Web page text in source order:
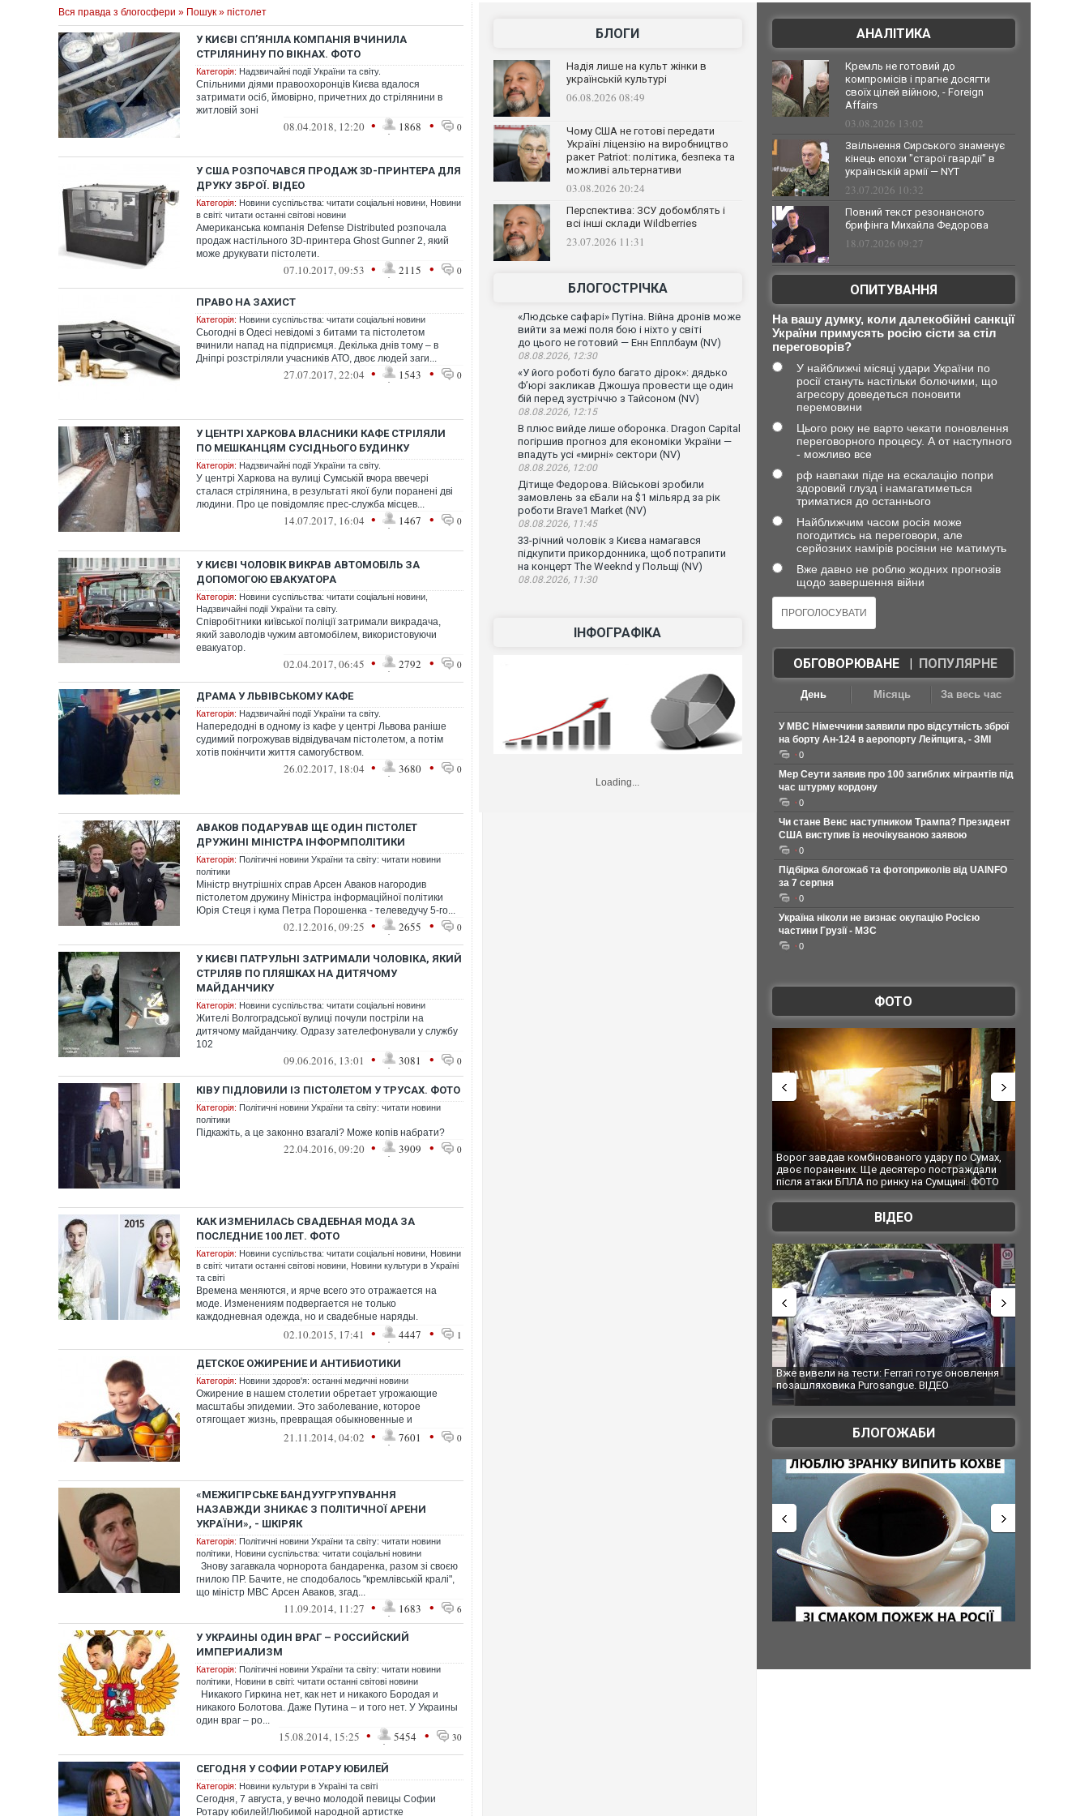
Вся правда з блогосфери » Пошук » пістолет
У КИЄВІ СП’ЯНІЛА КОМПАНІЯ ВЧИНИЛА
СТРІЛЯНИНУ ПО ВІКНАХ. ФОТО
Категорія: Надзвичайні події України та світу.
Спільними діями правоохоронців Києва вдалося
затримати осіб, ймовірно, причетних до стрілянини в
житловій зоні
08.04.2018, 12:20 • 1868 • 0
У США РОЗПОЧАВСЯ ПРОДАЖ 3D-ПРИНТЕРА ДЛЯ
ДРУКУ ЗБРОЇ. ВІДЕО
Категорія: Новини суспільства: читати соціальні новини Новини
в світі: читати останні світові новини
Американська компанія Defense Distributed розпочала
продаж настільного 3D-принтера Ghost Gunner 2, який
може друкувати пістолети.
07.10.2017, 09:53 • 2115 • 0
ПРАВО НА ЗАХИСТ
Категорія: Новини суспільства: читати соціальні новини
Сьогодні в Одесі невідомі з битами та пістолетом
вчинили напад на підприємця. Декілька днів тому – в
Дніпрі розстріляли учасників АТО, двоє людей заги...
27.07.2017, 22:04 • 1543 • 0
У ЦЕНТРІ ХАРКОВА ВЛАСНИКИ КАФЕ СТРІЛЯЛИ
ПО МЕШКАНЦЯМ СУСІДНЬОГО БУДИНКУ
Категорія: Надзвичайні події України та світу.
У центрі Харкова на вулиці Сумській вчора ввечері
сталася стрілянина, в результаті якої були поранені дві
людини. Про це повідомляє прес-служба місцев...
14.07.2017, 16:04 • 1467 • 0
У КИЄВІ ЧОЛОВІК ВИКРАВ АВТОМОБІЛЬ ЗА
ДОПОМОГОЮ ЕВАКУАТОРА
Категорія: Новини суспільства: читати соціальні новини
Надзвичайні події України та світу.
Співробітники київської поліції затримали викрадача,
який заволодів чужим автомобілем, використовуючи
евакуатор.
02.04.2017, 06:45 • 2792 • 0
ДРАМА У ЛЬВІВСЬКОМУ КАФЕ
Категорія: Надзвичайні події України та світу.
Напередодні в одному із кафе у центрі Львова раніше
судимий погрожував відвідувачам пістолетом, а потім
хотів покінчити життя самогубством.
26.02.2017, 18:04 • 3680 • 0
АВАКОВ ПОДАРУВАВ ЩЕ ОДИН ПІСТОЛЕТ
ДРУЖИНІ МІНІСТРА ІНФОРМПОЛІТИКИ
Категорія: Політичні новини України та світу: читати новини
політики
Міністр внутрішніх справ Арсен Аваков нагородив
пістолетом дружину Міністра інформаційної політики
Юрія Стеця і кума Петра Порошенка - телеведучу 5-го...
02.12.2016, 09:25 • 2655 • 0
У КИЄВІ ПАТРУЛЬНІ ЗАТРИМАЛИ ЧОЛОВІКА, ЯКИЙ
СТРІЛЯВ ПО ПЛЯШКАХ НА ДИТЯЧОМУ
МАЙДАНЧИКУ
Категорія: Новини суспільства: читати соціальні новини
Жителі Волгоградської вулиці почули постріли на
дитячому майданчику. Одразу зателефонували у службу
102
09.06.2016, 13:01 • 3081 • 0
КІВУ ПІДЛОВИЛИ ІЗ ПІСТОЛЕТОМ У ТРУСАХ. ФОТО
Категорія: Політичні новини України та світу: читати новини
політики
Підкажіть, а це законно взагалі? Може копів набрати?
22.04.2016, 09:20 • 3909 • 0
КАК ИЗМЕНИЛАСЬ СВАДЕБНАЯ МОДА ЗА
ПОСЛЕДНИЕ 100 ЛЕТ. ФОТО
Категорія: Новини суспільства: читати соціальні новини Новини
в світі: читати останні світові новини Новини культури в Україні
та світі
Времена меняются, и ярче всего это отражается на
моде. Изменениям подвергается не только
каждодневная одежда, но и свадебные наряды.
Креативный канал ...02.10.2015, 17:41 • 4447 • 1
ДЕТСКОЕ ОЖИРЕНИЕ И АНТИБИОТИКИ
Категорія: Новини здоров'я: останні медичні новини
Ожирение в нашем столетии обретает угрожающие
масштабы эпидемии. Это заболевание, которое
отягощает жизнь, превращая обыкновенные и
привычные нам ежед...21.11.2014, 04:02 • 7601 • 0
«МЕЖИГІРСЬКЕ БАНДУУГРУПУВАННЯ
НАЗАВЖДИ ЗНИКАЄ З ПОЛІТИЧНОЇ АРЕНИ
УКРАЇНИ», - ШКІРЯК
Категорія: Політичні новини України та світу: читати новини
політики Новини суспільства: читати соціальні новини
Знову загавкала чорнорота бандаренка, разом зі своєю
гнилою ПР. Бачите, не сподобалось "кремлівській кралі",
що міністр МВС Арсен Аваков, згад...
11.09.2014, 11:27 • 1683 • 6
У УКРАИНЫ ОДИН ВРАГ – РОССИЙСКИЙ
ИМПЕРИАЛИЗМ
Категорія: Політичні новини України та світу: читати новини
політики Новини в світі: читати останні світові новини
Никакого Гиркина нет, как нет и никакого Бородая и
никакого Болотова. Даже Путина – и того нет. У Украины
один враг – ро...
15.08.2014, 15:25 • 5454 • 30
СЕГОДНЯ У СОФИИ РОТАРУ ЮБИЛЕЙ
Категорія: Новини культури в Україні та світі
Сегодня, 7 августа, у вечно молодой певицы Софии
Ротару юбилей!Любимой народной артистке
БЛОГИ
Надія лише на культ жінки в
українській культурі
06.08.2026 08:49
Чому США не готові передати
Україні ліцензію на виробництво
ракет Patriot: політика, безпека та
можливі альтернативи
03.08.2026 20:24
Перспектива: ЗСУ добомблять і
всі інші склади Wildberries
23.07.2026 11:31
БЛОГОСТРІЧКА
«Людське сафарі» Путіна. Війна дронів може
вийти за межі поля бою і ніхто у світі
до цього не готовий — Енн Епплбаум (NV)
08.08.2026, 12:30
«У його роботі було багато дірок»: дядько
Ф’юрі закликав Джошуа провести ще один
бій перед зустріччю з Тайсоном (NV)
08.08.2026, 12:15
В плюс вийде лише оборонка. Dragon Capital
погіршив прогноз для економіки України —
впадуть усі «мирні» сектори (NV)
08.08.2026, 12:00
Дітище Федорова. Військові зробили
замовлень за єБали на $1 мільярд за рік
роботи Brave1 Market (NV)
08.08.2026, 11:45
33-річний чоловік з Києва намагався
підкупити прикордонника, щоб потрапити
на концерт The Weeknd у Польщі (NV)
08.08.2026, 11:30
ІНФОГРАФІКА
Loading...
АНАЛІТИКА
Кремль не готовий до
компромісів і прагне досягти
своїх цілей війною, - Foreign
Affairs
03.08.2026 13:02
Звільнення Сирського знаменує
кінець епохи "старої гвардії" в
українській армії — NYT
23.07.2026 10:32
Повний текст резонансного
брифінга Михайла Федорова
18.07.2026 09:27
ОПИТУВАННЯ
На вашу думку, коли далекобійні санкції
України примусять росію сісти за стіл
переговорів?
У найближчі місяці удари України по
росії стануть настільки болючими, що
агресору доведеться поновити
перемовини
Цього року не варто чекати поновлення
переговорного процесу. А от наступного
- можливо все
рф навпаки піде на ескалацію попри
здоровий глузд і намагатиметься
триматися до останнього
Найближчим часом росія може
погодитись на переговори, але
серйозних намірів росіяни не матимуть
Вже давно не роблю жодних прогнозів
щодо завершення війни
ОБГОВОРЮВАНЕ| ПОПУЛЯРНЕ
День Місяць За весь час
У МВС Німеччини заявили про відсутність зброї
на борту Ан-124 в аеропорту Лейпцига, - ЗМІ
0
Мер Сеути заявив про 100 загиблих мігрантів під
час штурму кордону
0
Чи стане Венс наступником Трампа? Президент
США виступив із неочікуваною заявою
0
Підбірка блогожаб та фотоприколів від UAINFO
за 7 серпня
0
Україна ніколи не визнає окупацію Росією
частини Грузії - МЗС
0
ФОТО
Ворог завдав комбінованого удару по Сумах,
двоє поранених. Ще десятеро постраждали
після атаки БПЛА по ринку на Сумщині. ФОТО
За 2000 кілометрів від
Єкатеринбурзі після атаки
склад Wildberries. ФОТО.
ВІДЕО
Вже вивели на тести: Ferrari готує оновлення
позашляховика Purosangue. ВІДЕО
Вийшов трейлер нової
фільму "Афера Томаса
БЛОГОЖАБИ